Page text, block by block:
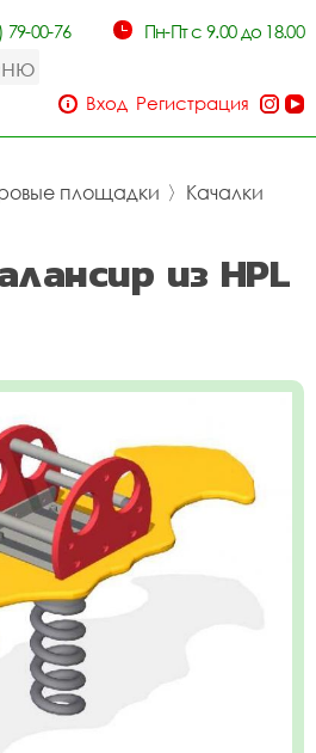
79-00-76 Пн-Пт с 9.00 до 18.00
Вход Регистрация
площадки 〉 Качалки
из HPL